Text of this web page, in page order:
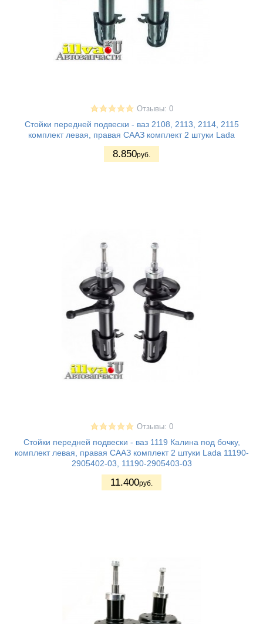
Отзывы: 0
Стойки передней подвески - ваз 2108, 2113, 2114, 2115
комплект левая, правая СААЗ комплект 2 штуки Lada
8.850руб.
Отзывы: 0
Стойки передней подвески - ваз 1119 Калина под бочку,
комплект левая, правая СААЗ комплект 2 штуки Lada 11190-
2905402-03, 11190-2905403-03
11.400руб.